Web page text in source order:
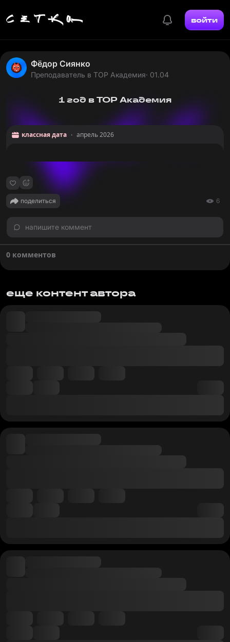
войти
Фёдор Сиянко
Преподаватель в TOP Академия· 01.04
1 год в TOP Академия
классная дата · апрель 2026
поделиться 6
напишите коммент
0 комментов
еще контент автора